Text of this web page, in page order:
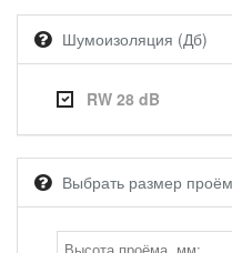
Шумоизоляция (Дб)
RW 28 dB
Выбрать размер